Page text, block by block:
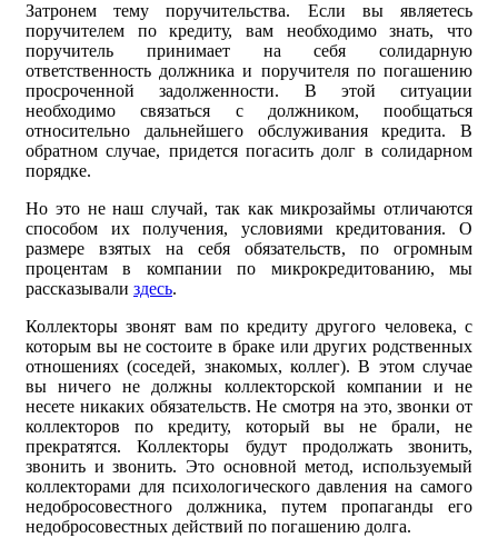
Затронем тему поручительства. Если вы являетесь
поручителем по кредиту, вам необходимо знать, что
поручитель принимает на себя солидарную
ответственность должника и поручителя по погашению
просроченной задолженности. В этой ситуации
необходимо связаться с должником, пообщаться
относительно дальнейшего обслуживания кредита. В
обратном случае, придется погасить долг в солидарном
порядке.
Но это не наш случай, так как микрозаймы отличаются
способом их получения, условиями кредитования. О
размере взятых на себя обязательств, по огромным
процентам в компании по микрокредитованию, мы
рассказывали здесь.
Коллекторы звонят вам по кредиту другого человека, с
которым вы не состоите в браке или других родственных
отношениях (соседей, знакомых, коллег). В этом случае
вы ничего не должны коллекторской компании и не
несете никаких обязательств. Не смотря на это, звонки от
коллекторов по кредиту, который вы не брали, не
прекратятся. Коллекторы будут продолжать звонить,
звонить и звонить. Это основной метод, используемый
коллекторами для психологического давления на самого
недобросовестного должника, путем пропаганды его
недобросовестных действий по погашению долга.